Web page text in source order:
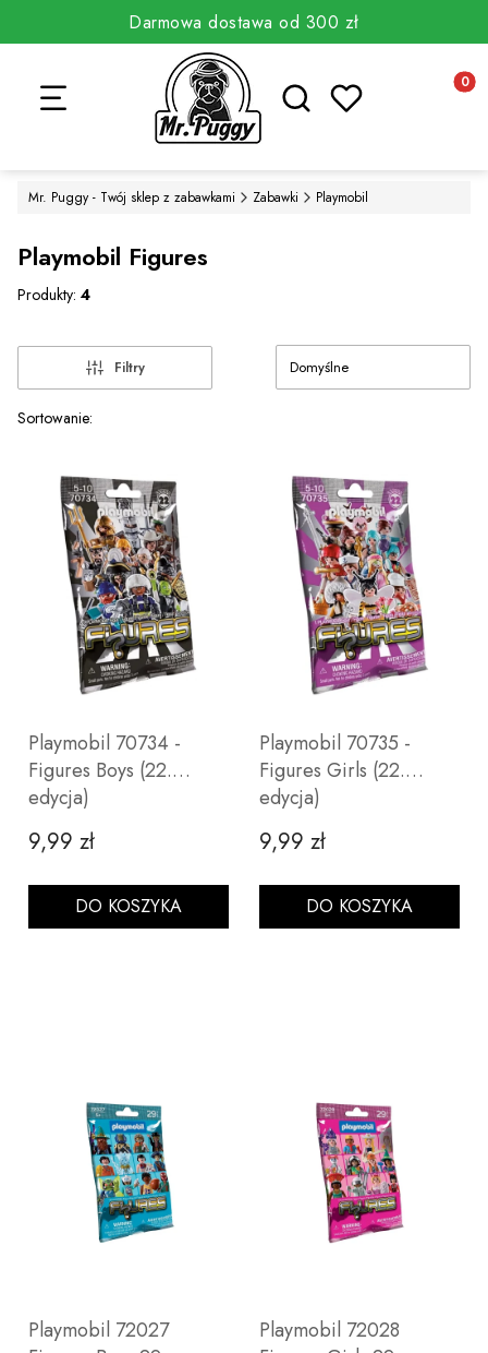
Darmowa dostawa od 300 zł
Otwórz wyszukiwarkę
Mr. Puggy - Twój sklep z zabawkami Zabawki Playmobil
Playmobil Figures
Produkty: 4
Filtry
Lista produktów
Sortowanie:
Domyślne
Playmobil 70734 -
Figures Boys (22.
edycja)
Cena
9,99 zł
DO KOSZYKA
Playmobil 70735 -
Figures Girls (22.
edycja)
Cena
9,99 zł
DO KOSZYKA
Playmobil 72027
Playmobil 72028